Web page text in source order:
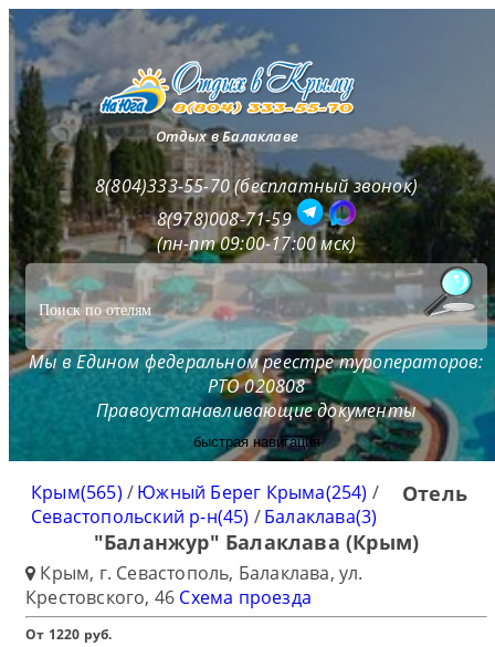
Отдых в Балаклаве
8(804)333-55-70 (бесплатный звонок)
8(978)008-71-59
(пн-пт 09:00-17:00 мск)
Мы в Едином федеральном реестре туроператоров:
РТО 020808
Правоустанавливающие документы
быстрая навигация
Крым(565) /Южный Берег Крыма(254) /
Севастопольский р-н(45) /Балаклава(3)
Отель
"Баланжур" Балаклава (Крым)
Крым, г. Севастополь, Балаклава, ул.
Крестовского, 46 Схема проезда
От 1220 руб.